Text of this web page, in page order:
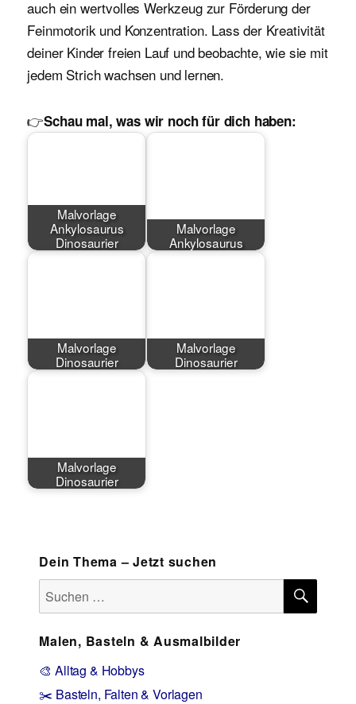
auch ein wertvolles Werkzeug zur Förderung der
Feinmotorik und Konzentration. Lass der Kreativität
deiner Kinder freien Lauf und beobachte, wie sie mit
jedem Strich wachsen und lernen.
👉Schau mal, was wir noch für dich haben:
Malvorlage
Ankylosaurus
Dinosaurier
Malvorlage
Ankylosaurus
Malvorlage
Dinosaurier
Malvorlage
Dinosaurier
Malvorlage
Dinosaurier
Dein Thema – Jetzt suchen
Suchen
nach:
Malen, Basteln & Ausmalbilder
🎨 Alltag & Hobbys
✂️ Basteln, Falten & Vorlagen